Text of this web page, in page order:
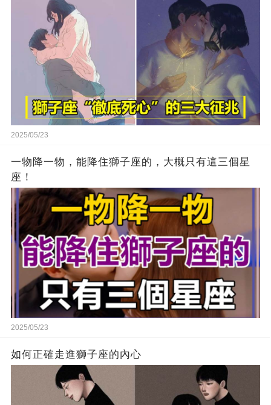
2025/05/23
一物降一物，能降住獅子座的，大概只有這三個星
座！
2025/05/23
如何正確走進獅子座的內心